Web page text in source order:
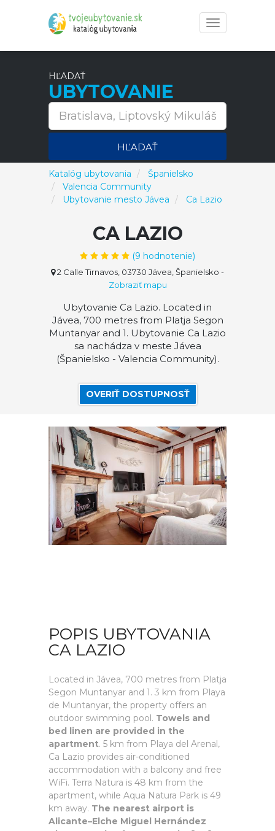
Toggle
navigation
HĽADAŤ
UBYTOVANIE
HĽADAŤ
Katalóg ubytovania
Španielsko
Valencia Community
Ubytovanie mesto Jávea
Ca Lazio
CA LAZIO
(9 hodnotenie)
2 Calle Tirnavos, 03730 Jávea, Španielsko -
Zobraziť mapu
Ubytovanie Ca Lazio. Located in
Jávea, 700 metres from Platja Segon
Muntanyar and 1. Ubytovanie Ca Lazio
sa nachádza v meste Jávea
(Španielsko - Valencia Community).
OVERIŤ DOSTUPNOSŤ
POPIS UBYTOVANIA
CA LAZIO
Located in Jávea, 700 metres from Platja
Segon Muntanyar and 1. 3 km from Playa
de Muntanyar, the property offers an
outdoor swimming pool. Towels and
bed linen are provided in the
apartment. 5 km from Playa del Arenal,
Ca Lazio provides air-conditioned
accommodation with a balcony and free
WiFi. Terra Natura is 48 km from the
apartment, while Aqua Natura Park is 49
km away. The nearest airport is
Alicante–Elche Miguel Hernández